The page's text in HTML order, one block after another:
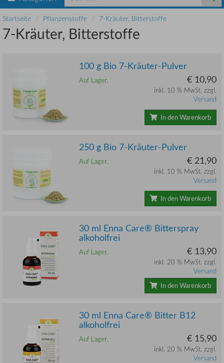
Startseite Pflanzenstoffe 7-Kräuter, Bitterstoffe
7-Kräuter, Bitterstoffe
100 g Bio 7-Kräuter-Pulver
Auf Lager. € 10,90
inkl. 10 % MwSt. zzgl.
Versand
In den Warenkorb
250 g Bio 7-Kräuter-Pulver
Auf Lager. € 21,90
inkl. 10 % MwSt. zzgl.
Versand
In den Warenkorb
30 ml Enna Care® Bitterspray
alkoholfrei
Auf Lager. € 13,90
inkl. 20 % MwSt. zzgl.
Versand
In den Warenkorb
30 ml Enna Care® Bitter B12
alkoholfrei
Auf Lager. € 15,90
inkl. 20 % MwSt. zzgl.
Versand